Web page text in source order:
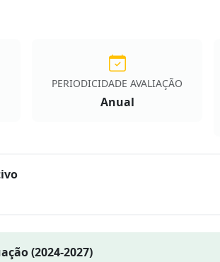
PERIODICIDADE AVALIAÇÃO
Anual
(2024-2027)